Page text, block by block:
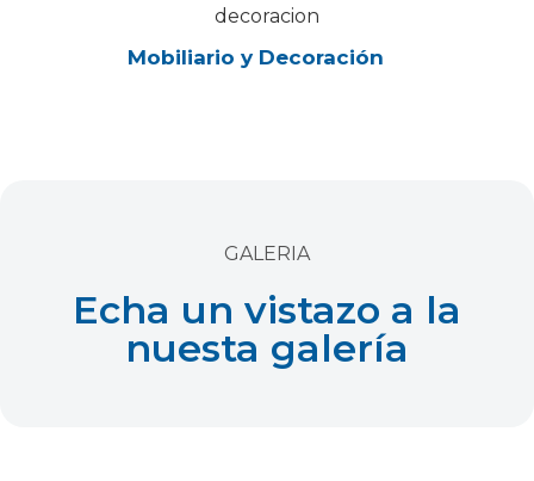
Mobiliario y Decoración
GALERIA
Echa un vistazo a la
nuesta galería